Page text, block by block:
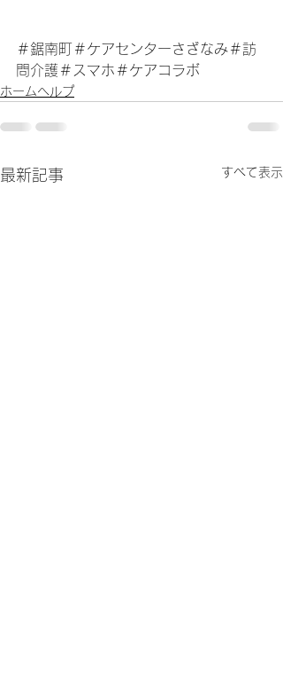
＃鋸南町＃ケアセンターさざなみ＃訪
問介護＃スマホ＃ケアコラボ
ホームヘルプ
最新記事 すべて表示